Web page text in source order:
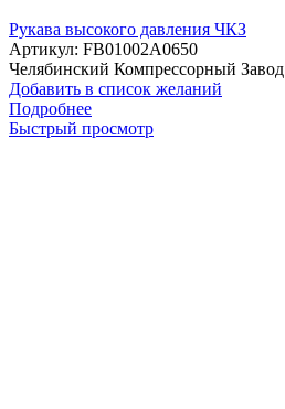
Рукава высокого давления ЧКЗ
Артикул: FB01002A0650
Челябинский Компрессорный Завод
Добавить в список желаний
Подробнее
Быстрый просмотр